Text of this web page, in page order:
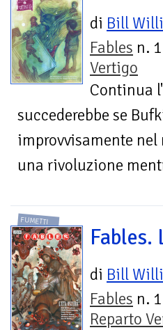
di Bill
Fables n.
Vertigo
Continua
succederebbe se
improvvisamente nel
una rivoluzione
FUMETTI
Fables.
di Bill
Fables n.
Reparto